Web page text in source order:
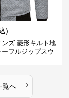
)
ンズ 菱形キルト地
フルジップスウ
覧へ ›